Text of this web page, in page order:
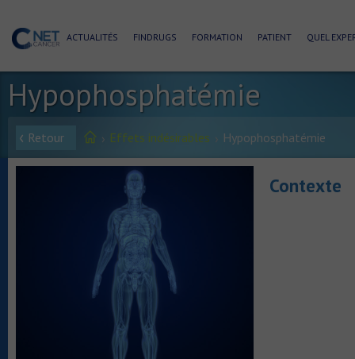
ACTUALITÉS FINDRUGS FORMATION PATIENT QUEL
Hypophosphatémie
Retour Effets indésirables Hypophosphatémie
Contexte